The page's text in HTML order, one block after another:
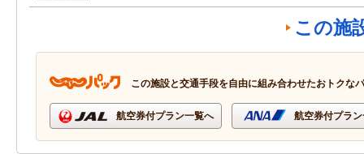
この施
この施設と交通手段を自由に組み合わせたおトクな
航空券付プラン一覧へ 航空券付プラ